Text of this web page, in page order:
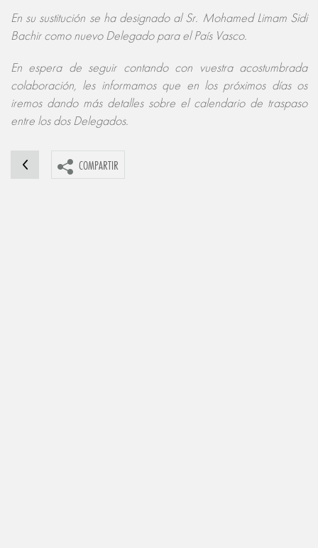
En su sustitución se ha designado al Sr. Mohamed Limam Sidi
Bachir como nuevo Delegado para el País Vasco.
En espera de seguir contando con vuestra acostumbrada
colaboración, les informamos que en los próximos días os
iremos dando más detalles sobre el calendario de traspaso
entre los dos Delegados.
COMPARTIR